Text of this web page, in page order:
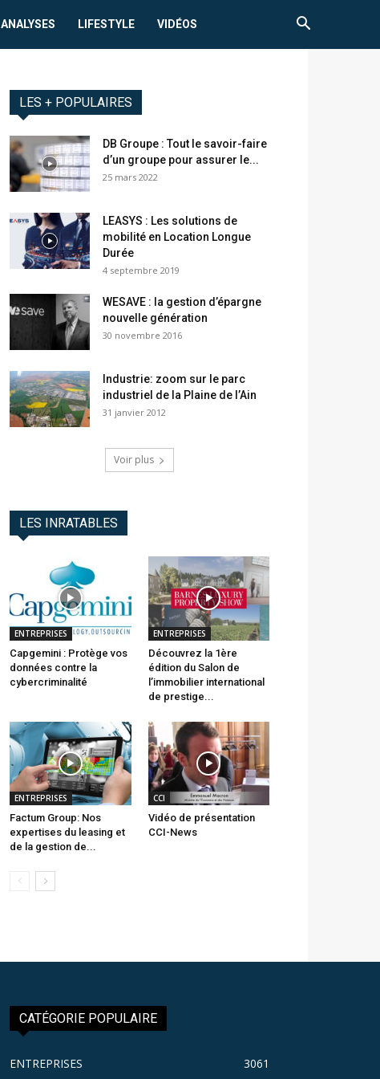
ANALYSES LIFESTYLE VIDÉOS
LES + POPULAIRES
DB Groupe : Tout le savoir-faire
d’un groupe pour assurer le...
25 mars 2022
LEASYS : Les solutions de
mobilité en Location Longue
Durée
4 septembre 2019
WESAVE : la gestion d’épargne
nouvelle génération
30 novembre 2016
Industrie: zoom sur le parc
industriel de la Plaine de l’Ain
31 janvier 2012
Voir plus
LES INRATABLES
ENTREPRISES
Capgemini : Protège vos
données contre la
cybercriminalité
ENTREPRISES
Découvrez la 1ère
édition du Salon de
l’immobilier international
de prestige...
ENTREPRISES
Factum Group: Nos
expertises du leasing et
de la gestion de...
CCI
Vidéo de présentation
CCI-News
CATÉGORIE POPULAIRE
ENTREPRISES 3061